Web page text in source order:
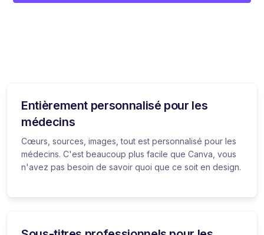
Entièrement personnalisé pour les
médecins
Cœurs, sources, images, tout est personnalisé pour les
médecins. C'est beaucoup plus facile que Canva, vous
n'avez pas besoin de savoir quoi que ce soit en design.